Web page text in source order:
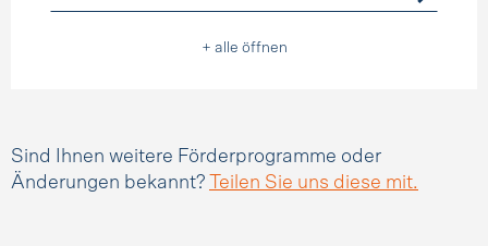
+ alle öffnen
Sind Ihnen weitere Förderprogramme oder
Änderungen bekannt?
Teilen Sie uns diese mit.